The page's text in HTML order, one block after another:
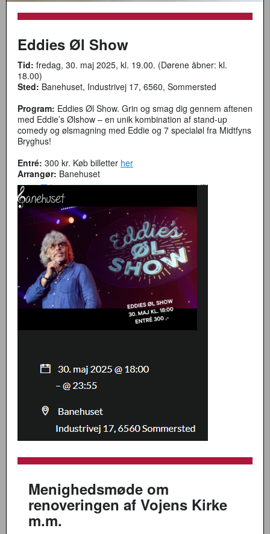
Eddies Øl Show
Tid: fredag, 30. maj 2025, kl. 19.00. (Dørene åbner: kl.
18.00)
Sted: Banehuset, Industrivej 17, 6560, Sommersted
Program: Eddies Øl Show. Grin og smag dig gennem aftenen
med Eddie’s Ølshow – en unik kombination af stand-up
comedy og ølsmagning med Eddie og 7 specialøl fra Midtfyns
Bryghus!
Entré: 300 kr. Køb billetter her
Arrangør: Banehuset
Menighedsmøde om
renoveringen af Vojens Kirke
m.m.